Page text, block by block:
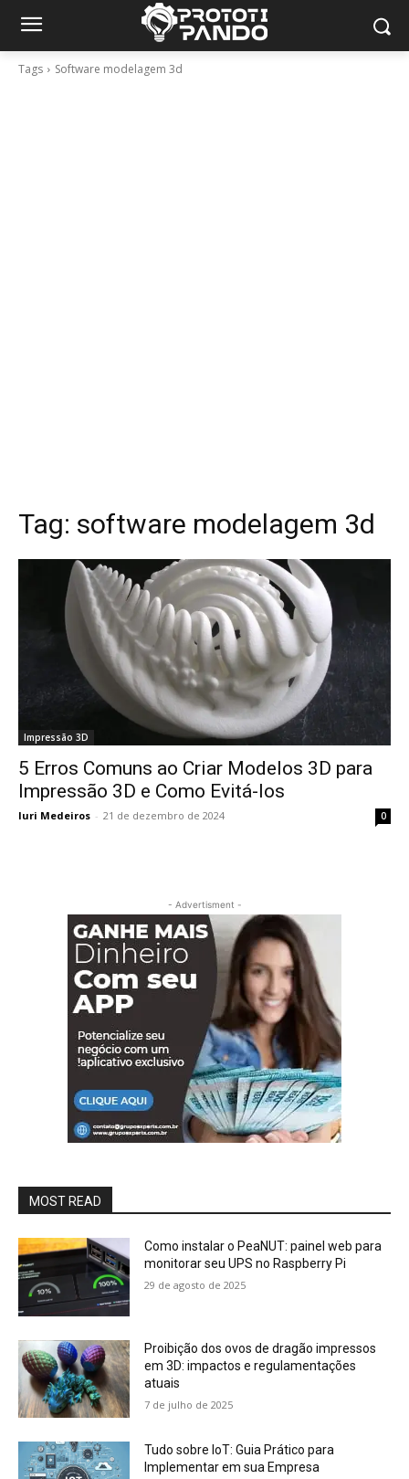
Tags Software modelagem 3d
Tag: software modelagem 3d
Impressão 3D
5 Erros Comuns ao Criar Modelos 3D para
Impressão 3D e Como Evitá-los
Iuri Medeiros - 21 de dezembro de 2024 0
- Advertisment -
MOST READ
Como instalar o PeaNUT: painel web para
monitorar seu UPS no Raspberry Pi
29 de agosto de 2025
Proibição dos ovos de dragão impressos
em 3D: impactos e regulamentações
atuais
7 de julho de 2025
Tudo sobre IoT: Guia Prático para
Implementar em sua Empresa